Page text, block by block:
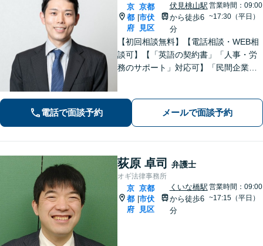
京
都
府
京都
市伏
見区
伏見桃山駅
から徒歩6
分
営業時間：09:00
~17:30（平日）
【初回相談無料】【電話相談・WEB相
談可】【「英語の契約書」「人事・労
務のサポート」対応可】「民間企業へ
バイスで経営をサポートします！【休
日・夜間相談あり】
電話で面談予約 メールで面談予約
荻原 卓司 弁護士
オギ法律事務所
京
都
府
京都
市伏
見区
くいな橋駅
から徒歩6
分
営業時間：09:00
~17:15（平日）